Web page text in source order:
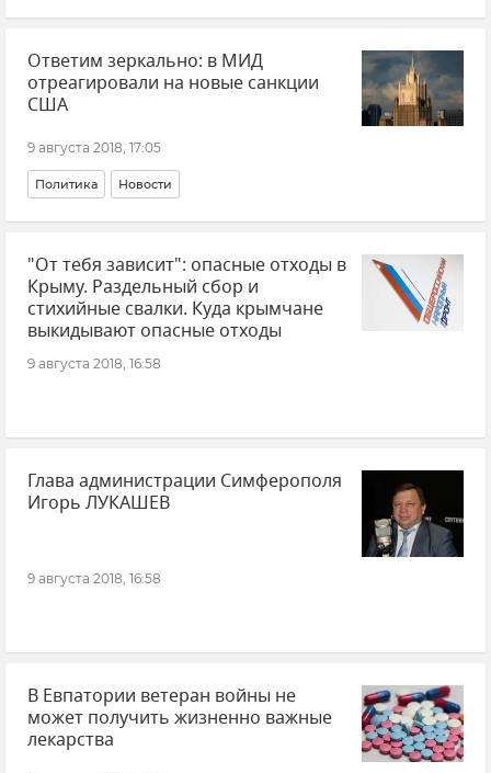
Ответим зеркально: в МИД
отреагировали на новые санкции
США
9 августа 2018, 17:05
Политика Новости
"От тебя зависит": опасные отходы в
Крыму. Раздельный сбор и
стихийные свалки. Куда крымчане
выкидывают опасные отходы
9 августа 2018, 16:58
Глава администрации Симферополя
Игорь ЛУКАШЕВ
9 августа 2018, 16:58
В Евпатории ветеран войны не
может получить жизненно важные
лекарства